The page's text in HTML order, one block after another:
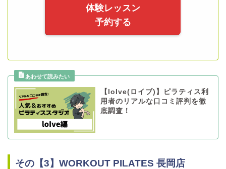
体験レッスン
予約する
【loIve(ロイブ)】ピラティス利
用者のリアルな口コミ評判を徹
底調査！
その【3】WORKOUT PILATES 長岡店